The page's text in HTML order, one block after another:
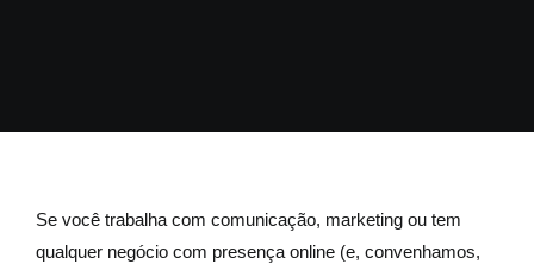
Se você trabalha com comunicação, marketing ou tem
qualquer negócio com presença online (e, convenhamos,